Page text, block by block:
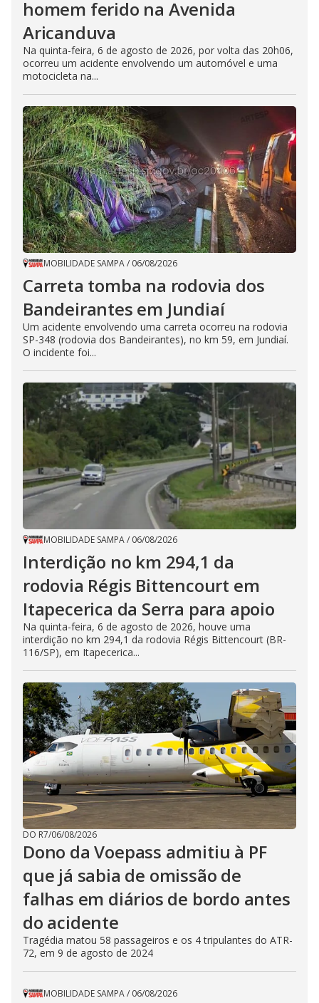
homem ferido na Avenida
Aricanduva
Na quinta-feira, 6 de agosto de 2026, por volta das 20h06,
ocorreu um acidente envolvendo um automóvel e uma
motocicleta na...
MOBILIDADE SAMPA/ 06/08/2026
Carreta tomba na rodovia dos
Bandeirantes em Jundiaí
Um acidente envolvendo uma carreta ocorreu na rodovia
SP-348 (rodovia dos Bandeirantes), no km 59, em Jundiaí.
O incidente foi...
MOBILIDADE SAMPA/ 06/08/2026
Interdição no km 294,1 da
rodovia Régis Bittencourt em
Itapecerica da Serra para apoio
Na quinta-feira, 6 de agosto de 2026, houve uma
interdição no km 294,1 da rodovia Régis Bittencourt (BR-
116/SP), em Itapecerica...
DO R7/06/08/2026
Dono da Voepass admitiu à PF
que já sabia de omissão de
falhas em diários de bordo antes
do acidente
Tragédia matou 58 passageiros e os 4 tripulantes do ATR-
72, em 9 de agosto de 2024
MOBILIDADE SAMPA/ 06/08/2026